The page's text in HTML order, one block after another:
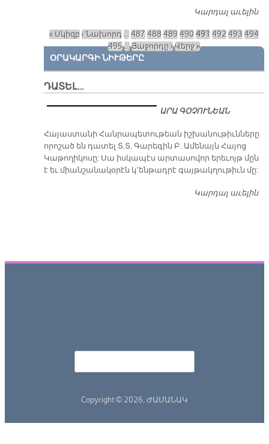
Կարդալ աւելին
Էջեր
« Սկիզբ‹ Նախորդ …487488489490491 492493494
495…Յաջորդը ›Վերջ »
ՕՐԱԿԱՐԳԻ ՆԻՒԹԵՐԸ
ԴԱՏԵԼ…
ԱՐԱ ԳՕՉՈՒՆԵԱՆ
​Հայաստանի Հանրապետութեան իշխանութիւնները
որոշած են դատել Տ.Տ. Գարեգին Բ. Ամենայն Հայոց
Կաթողիկոսը: Սա իսկապէս արտասովոր երեւոյթ մըն
է եւ միանշանակօրէն կ՚ենթադրէ գայթակղութիւն մը:
Կարդալ աւելին
Copyright © 2026, ԺԱՄԱՆԱԿ